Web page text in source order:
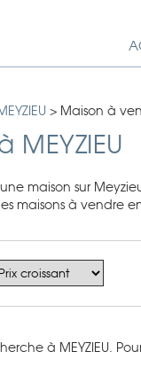
> Maison à
maison sur
maisons à vendre
à MEYZIEU.